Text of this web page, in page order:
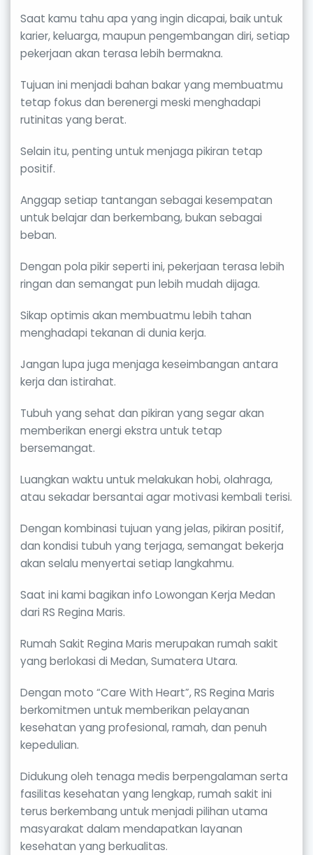
Saat kamu tahu apa yang ingin dicapai, baik untuk
karier, keluarga, maupun pengembangan diri, setiap
pekerjaan akan terasa lebih bermakna.
Tujuan ini menjadi bahan bakar yang membuatmu
tetap fokus dan berenergi meski menghadapi
rutinitas yang berat.
Selain itu, penting untuk menjaga pikiran tetap
positif.
Anggap setiap tantangan sebagai kesempatan
untuk belajar dan berkembang, bukan sebagai
beban.
Dengan pola pikir seperti ini, pekerjaan terasa lebih
ringan dan semangat pun lebih mudah dijaga.
Sikap optimis akan membuatmu lebih tahan
menghadapi tekanan di dunia kerja.
Jangan lupa juga menjaga keseimbangan antara
kerja dan istirahat.
Tubuh yang sehat dan pikiran yang segar akan
memberikan energi ekstra untuk tetap
bersemangat.
Luangkan waktu untuk melakukan hobi, olahraga,
atau sekadar bersantai agar motivasi kembali terisi.
Dengan kombinasi tujuan yang jelas, pikiran positif,
dan kondisi tubuh yang terjaga, semangat bekerja
akan selalu menyertai setiap langkahmu.
Saat ini kami bagikan info Lowongan Kerja Medan
dari RS Regina Maris.
Rumah Sakit Regina Maris merupakan rumah sakit
yang berlokasi di Medan, Sumatera Utara.
Dengan moto “Care With Heart”, RS Regina Maris
berkomitmen untuk memberikan pelayanan
kesehatan yang profesional, ramah, dan penuh
kepedulian.
Didukung oleh tenaga medis berpengalaman serta
fasilitas kesehatan yang lengkap, rumah sakit ini
terus berkembang untuk menjadi pilihan utama
masyarakat dalam mendapatkan layanan
kesehatan yang berkualitas.